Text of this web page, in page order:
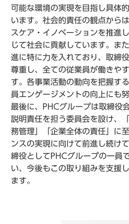
可能な環境の実現を目指し具体
います。社会的責任の観点から
スケア・イノベーションを推進
じて社会に貢献しています。ま
進に特に力を入れており、取締
尊重し、全ての従業員が働きや
す。各事業活動の動向を把握す
員エンゲージメントの向上にも
最後に、PHCグループは取締役
説明責任を担う委員会を設け、
務管理」「企業全体の責任」に
ンスの実現に向けて前進し続け
締役としてPHCグループの一員
い、今後もこの取り組みを支援
ます。